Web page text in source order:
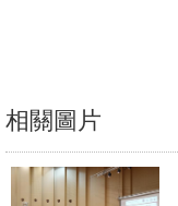
法
及
文
件
相關圖片